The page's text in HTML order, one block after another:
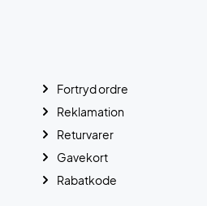
Fortryd ordre
Reklamation
Returvarer
Gavekort
Rabatkode